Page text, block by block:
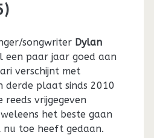
songwriter Dylan
paar jaar goed aan
verschijnt met
derde plaat sinds 2010
vrijgegeven
het beste gaan
toe heeft gedaan.